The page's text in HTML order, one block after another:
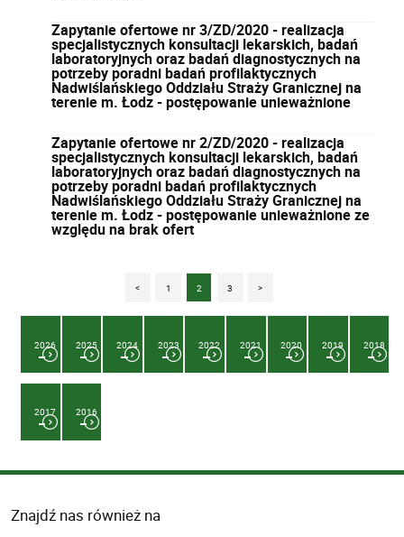
Zapytanie ofertowe nr 3/ZD/2020 - realizacja
specjalistycznych konsultacji lekarskich, badań
laboratoryjnych oraz badań diagnostycznych na
potrzeby poradni badań profilaktycznych
Nadwiślańskiego Oddziału Straży Granicznej na
terenie m. Łodz - postępowanie unieważnione
Zapytanie ofertowe nr 2/ZD/2020 - realizacja
specjalistycznych konsultacji lekarskich, badań
laboratoryjnych oraz badań diagnostycznych na
potrzeby poradni badań profilaktycznych
Nadwiślańskiego Oddziału Straży Granicznej na
terenie m. Łodz - postępowanie unieważnione ze
względu na brak ofert
< 1 2 3 >
2026 2025 2024 2023 2022 2021 2020 2019 2018
2017 2016
Znajdź nas również na